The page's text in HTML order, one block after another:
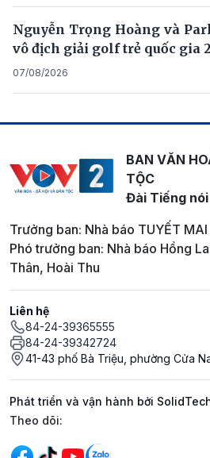
Nguyễn Trọng Hoàng và
vô địch giải golf trẻ quốc gia
07/08/2026
BAN VĂN
TỘC
Đài Tiếng
Trưởng ban: Nhà báo TUYẾT MAI
Phó trưởng ban: Nhà báo Hồng
Thân, Hoài Thu
Liên hệ
84-24-39365555
84-24-39342724
41-43 phố Bà Triệu, phường Cửa
Phát triển và vận hành bởi
Mạng xã hội
Theo dõi: